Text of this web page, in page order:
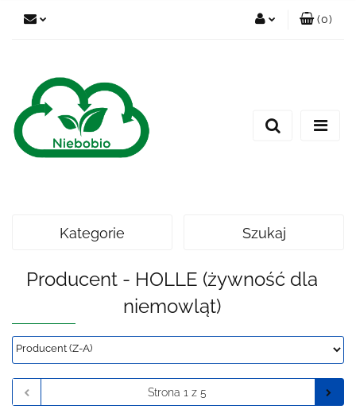
(0)
Kategorie Szukaj
Producent - HOLLE (żywność dla
niemowląt)